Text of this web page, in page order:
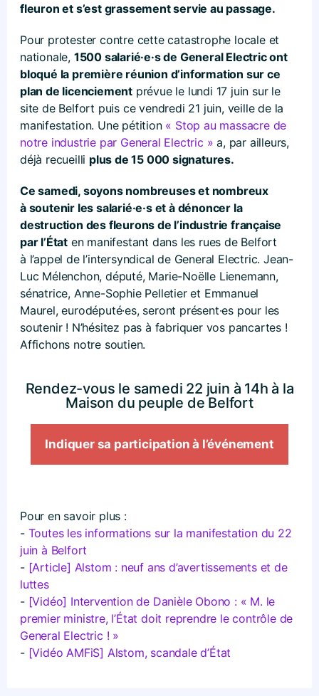
fleuron et s’est grassement servie au passage.
Pour protester contre cette catastrophe locale et
nationale, 1500 salarié·e·s de General Electric ont
bloqué la première réunion d’information sur ce
plan de licenciement prévue le lundi 17 juin sur le
site de Belfort puis ce vendredi 21 juin, veille de la
manifestation. Une pétition« Stop au massacre de
notre industrie par General Electric » a, par ailleurs,
déjà recueilli plus de 15 000 signatures.
Ce samedi, soyons nombreuses et nombreux
à soutenir les salarié·e·s et à dénoncer la
destruction des fleurons de l’industrie française
par l’État en manifestant dans les rues de Belfort
à l’appel de l’intersyndical de General Electric. Jean-
Luc Mélenchon, député, Marie-Noëlle Lienemann,
sénatrice, Anne-Sophie Pelletier et Emmanuel
Maurel, eurodéputé·es, seront présent·es pour les
soutenir ! N’hésitez pas à fabriquer vos pancartes !
Affichons notre soutien.
Rendez-vous le samedi 22 juin à 14h à la
Maison du peuple de Belfort
Indiquer sa participation à l’événement
Pour en savoir plus :
-Toutes les informations sur la manifestation du 22
juin à Belfort
-[Article] Alstom : neuf ans d’avertissements et de
luttes
- [Vidéo] Intervention de Danièle Obono : « M. le
premier ministre, l’État doit reprendre le contrôle de
General Electric ! »
- [Vidéo AMFiS] Alstom, scandale d’État